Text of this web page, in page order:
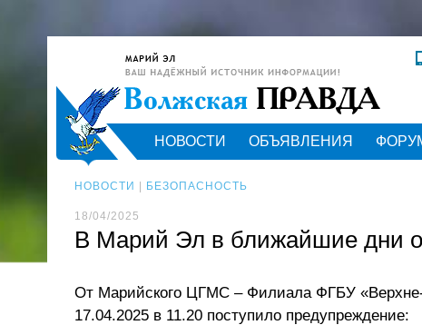
НОВОСТИ ОБЪЯВЛЕНИЯ
НОВОСТИ БЕЗОПАСНОСТЬ
18/04/2025
В Марий Эл в ближайшие дни
От Марийского ЦГМС – Филиала ФГБУ
17.04.2025 в 11.20 поступило предупреждение: